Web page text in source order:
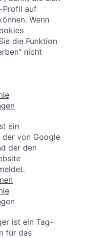
Profil auf
Wenn
die Funktion
nicht
ein
der von Google
der den
ist ein Tag-
für das